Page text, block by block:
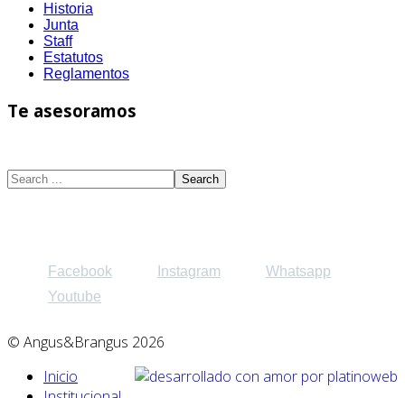
Historia
Junta
Staff
Estatutos
Reglamentos
Te asesoramos
Search
Facebook Instagram
Whatsapp
Youtube
© Angus&Brangus 2026
Inicio